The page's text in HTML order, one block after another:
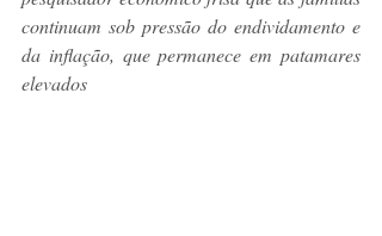
continuam sob pressão do endividamento e
da inflação, que permanece em patamares
elevados